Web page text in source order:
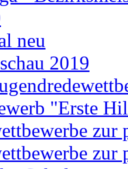
neu
2019
"Erste